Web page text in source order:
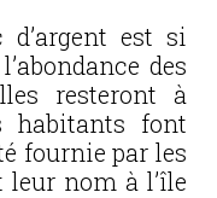
est si
des
resteront à
habitants font
fournie par les
leur nom à l’île